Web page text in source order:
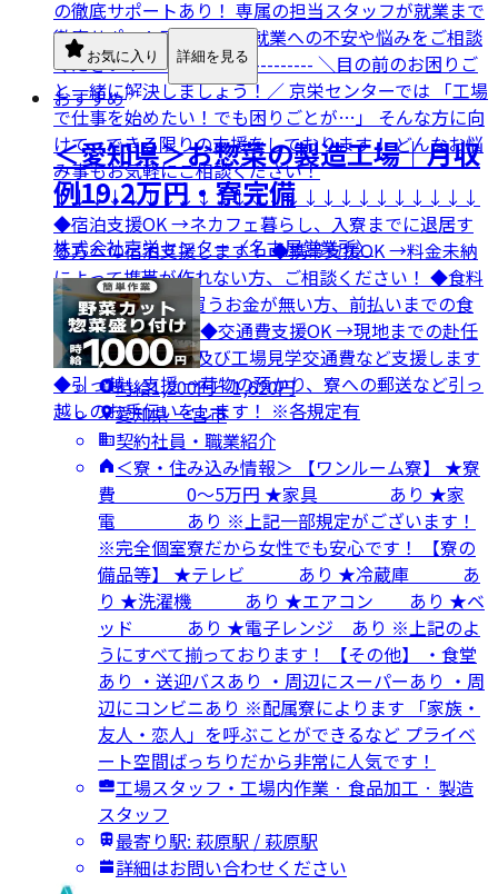
の徹底サポートあり！ 専属の担当スタッフが就業まで
徹底サポート致します。 就業への不安や悩みをご相談
ください！ ------------------------- ＼目の前のお困りご
と一緒に解決しましょう！／ 京栄センターでは 「工場
で仕事を始めたい！でも困りごとが…」 そんな方に向
けて、できる限りの支援をしております！ どんなお悩
み事もお気軽にご相談ください！
↓↓↓↓↓↓↓↓↓↓↓↓↓↓↓↓↓↓↓↓↓↓↓↓
◆宿泊支援OK →ネカフェ暮らし、入寮までに退居す
る方への宿泊支援します！ ◆携帯支援OK →料金未納
によって携帯が作れない方、ご相談ください！ ◆食料
支援OK →食事を買うお金が無い方、前払いまでの食
事の補助します！ ◆交通費支援OK →現地までの赴任
交通費や面接来場及び工場見学交通費など支援します
◆引っ越し支援 →荷物の預かり、寮への郵送など引っ
越しのお手伝いをします！ ※各規定有
お気に入り 詳細を見る
おすすめ
＜愛知県＞お惣菜の製造工場｜月収
例19.2万円・寮完備
株式会社京栄センター〈名古屋営業所〉
時給1,200円〜1,620円
愛知県 一宮市
契約社員・職業紹介
＜寮・住み込み情報＞ 【ワンルーム寮】 ★寮
費 0～5万円 ★家具 あり ★家
電 あり ※上記一部規定がございます！
※完全個室寮だから女性でも安心です！ 【寮の
備品等】 ★テレビ あり ★冷蔵庫 あ
り ★洗濯機 あり ★エアコン あり ★ベ
ッド あり ★電子レンジ あり ※上記のよ
うにすべて揃っております！ 【その他】 ・食堂
あり ・送迎バスあり ・周辺にスーパーあり ・周
辺にコンビニあり ※配属寮によります 「家族・
友人・恋人」を呼ぶことができるなど プライベ
ート空間ばっちりだから非常に人気です！
工場スタッフ・工場内作業 · 食品加工 · 製造
スタッフ
最寄り駅: 萩原駅 / 萩原駅
詳細はお問い合わせください